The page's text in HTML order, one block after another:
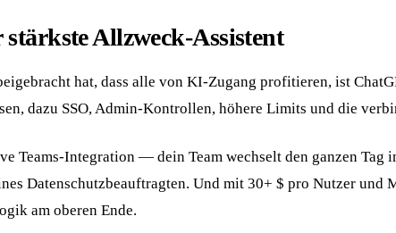
Allzweck-Assistent
hat, dass alle von KI-Zugang profitieren, ist
dazu SSO, Admin-Kontrollen, höhere Limits und die
Teams-Integration — dein Team wechselt den ganzen
Datenschutzbeauftragten. Und mit 30+ $ pro Nutzer
am oberen Ende.